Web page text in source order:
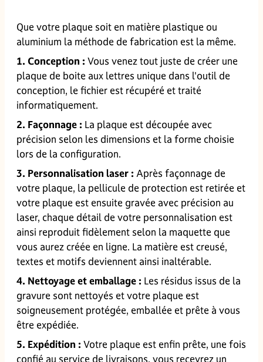
Que votre plaque soit en matière plastique ou
aluminium la méthode de fabrication est la même.
1. Conception : Vous venez tout juste de créer une
plaque de boite aux lettres unique dans l'outil de
conception, le fichier est récupéré et traité
informatiquement.
2. Façonnage : La plaque est découpée avec
précision selon les dimensions et la forme choisie
lors de la configuration.
3. Personnalisation laser : Après façonnage de
votre plaque, la pellicule de protection est retirée et
votre plaque est ensuite gravée avec précision au
laser, chaque détail de votre personnalisation est
ainsi reproduit fidèlement selon la maquette que
vous aurez créée en ligne. La matière est creusé,
textes et motifs deviennent ainsi inaltérable.
4. Nettoyage et emballage : Les résidus issus de la
gravure sont nettoyés et votre plaque est
soigneusement protégée, emballée et prête à vous
être expédiée.
5. Expédition : Votre plaque est enfin prête, une fois
confié au service de livraisons, vous recevrez un